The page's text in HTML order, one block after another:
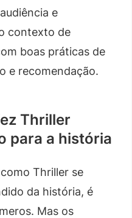
e
contexto de
boas práticas de
e recomendação.
Thriller
para a história
Thriller se
da história, é
Mas os